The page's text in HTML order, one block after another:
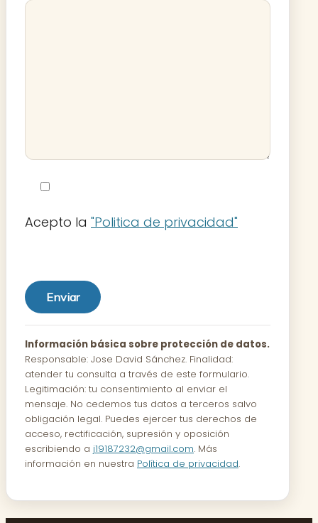
Acepto la "Politica de privacidad"
favor,
deja
este
campo
vacío.
Información básica sobre protección de datos.
Responsable: Jose David Sánchez. Finalidad:
atender tu consulta a través de este formulario.
Legitimación: tu consentimiento al enviar el
mensaje. No cedemos tus datos a terceros salvo
obligación legal. Puedes ejercer tus derechos de
acceso, rectificación, supresión y oposición
escribiendo a j19187232@gmail.com. Más
información en nuestra Política de privacidad.